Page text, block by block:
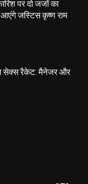
पर दो जजों का
जस्टिस कृष्ण राम
सेक्स रैकेट: मैनेजर और